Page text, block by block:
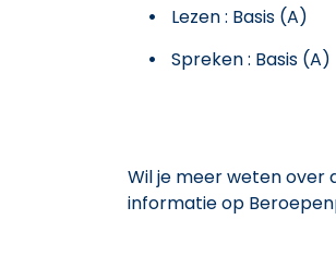
Lezen : Basis (A)
Spreken : Basis (A)
Wil je meer weten over
informatie op